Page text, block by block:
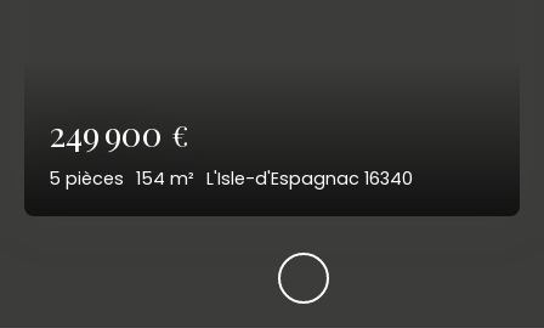
249 900 €
5 pièces 154 m² L'Isle-d'Espagnac 16340